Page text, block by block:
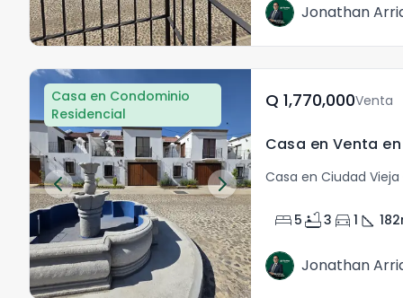
Jonathan
Casa en Condominio
Residencial
Q	1,770,000Venta
Casa en Ciudad
bed 5 bathtub3 directions_car 1 square_foot 182
Jonathan